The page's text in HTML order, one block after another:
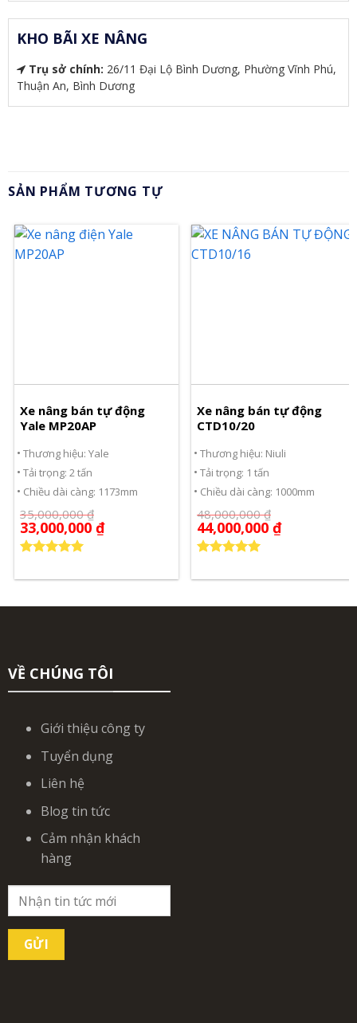
KHO BÃI XE NÂNG
Trụ sở chính: 26/11 Đại Lộ Bình Dương, Phường Vĩnh Phú,
Thuận An, Bình Dương
SẢN PHẨM TƯƠNG TỰ
Xe nâng bán tự động
Yale MP20AP
Thương hiệu: Yale
Tải trọng: 2 tấn
Chiều dài càng: 1173mm
35,000,000₫
33,000,000 ₫
hạng5.00
Xe nâng bán tự động
CTD10/20
Thương hiệu: Niuli
Tải trọng: 1 tấn
Chiều dài càng: 1000mm
48,000,000₫
44,000,000 ₫
hạng5.00
VỀ CHÚNG TÔI
Giới thiệu công ty
Tuyển dụng
Liên hệ
Blog tin tức
Cảm nhận khách
hàng